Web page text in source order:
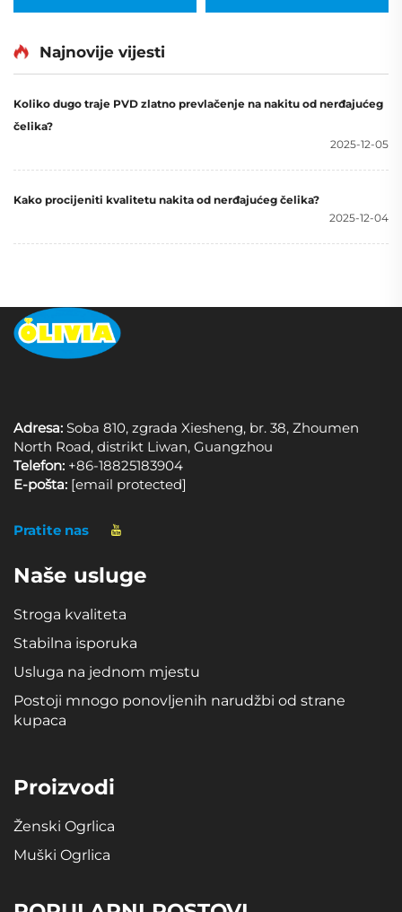
pendantom od tigrove
s zrncima riže, lanac za
Najnovije vijesti
Koliko dugo traje PVD zlatno prevlačenje na nakitu od nerđajućeg
čelika?
2025-12-05
Kako procijeniti kvalitetu nakita od nerđajućeg čelika?
2025-12-04
Adresa: Soba 810, zgrada Xiesheng, br. 38, Zhoumen
North Road, distrikt Liwan, Guangzhou
Telefon: +86-18825183904
E-pošta: [email protected]
Pratite nas
Naše usluge
Stroga kvaliteta
Stabilna isporuka
Usluga na jednom mjestu
Postoji mnogo ponovljenih narudžbi od strane
kupaca
Proizvodi
Ženski Ogrlica
Muški Ogrlica